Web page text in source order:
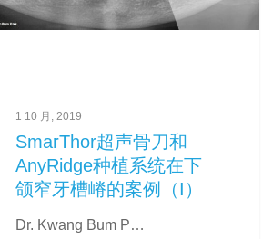
1 10 月, 2019
SmarThor超声骨刀和
AnyRidge种植系统在下
颌窄牙槽嵴的案例（I）
Dr. Kwang Bum P…